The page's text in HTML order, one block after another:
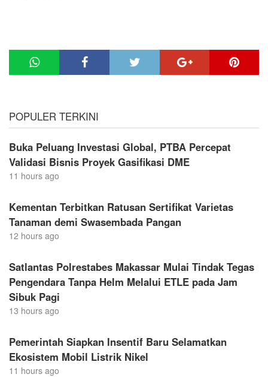
POPULER TERKINI
Buka Peluang Investasi Global, PTBA Percepat
Validasi Bisnis Proyek Gasifikasi DME
11 hours ago
Kementan Terbitkan Ratusan Sertifikat Varietas
Tanaman demi Swasembada Pangan
12 hours ago
Satlantas Polrestabes Makassar Mulai Tindak Tegas
Pengendara Tanpa Helm Melalui ETLE pada Jam
Sibuk Pagi
13 hours ago
Pemerintah Siapkan Insentif Baru Selamatkan
Ekosistem Mobil Listrik Nikel
11 hours ago